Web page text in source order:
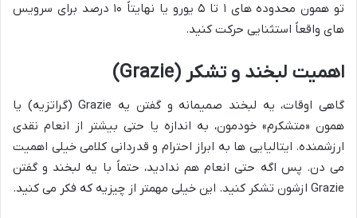
تو همون محدوده های ۱ تا ۵ یورو یا نهایتاً ۱۰ درصد برای سرویس
های واقعاً استثنایی حرکت کنید.
اهمیت لبخند و تشکر (Grazie)
گاهی اوقات، یه لبخند صمیمانه و گفتن یه Grazie (گراتزیه) یا
همون «متشکرم» خودمون، به اندازه یا حتی بیشتر از انعام نقدی
ارزشمنده. ایتالیایی ها به ابراز احترام و قدردانی کلامی خیلی اهمیت
می دن. پس اگه حتی انعام هم ندادید، حتماً با یه لبخند و گفتن
Grazie ازشون تشکر کنید. این خیلی مهمتر از چیزیه که فکر می کنید.